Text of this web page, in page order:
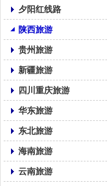
夕阳红线路
陕西旅游
贵州旅游
新疆旅游
四川重庆旅游
华东旅游
东北旅游
海南旅游
云南旅游